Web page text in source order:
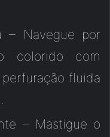
– Navegue por
colorido com
fluida
– Mastigue o